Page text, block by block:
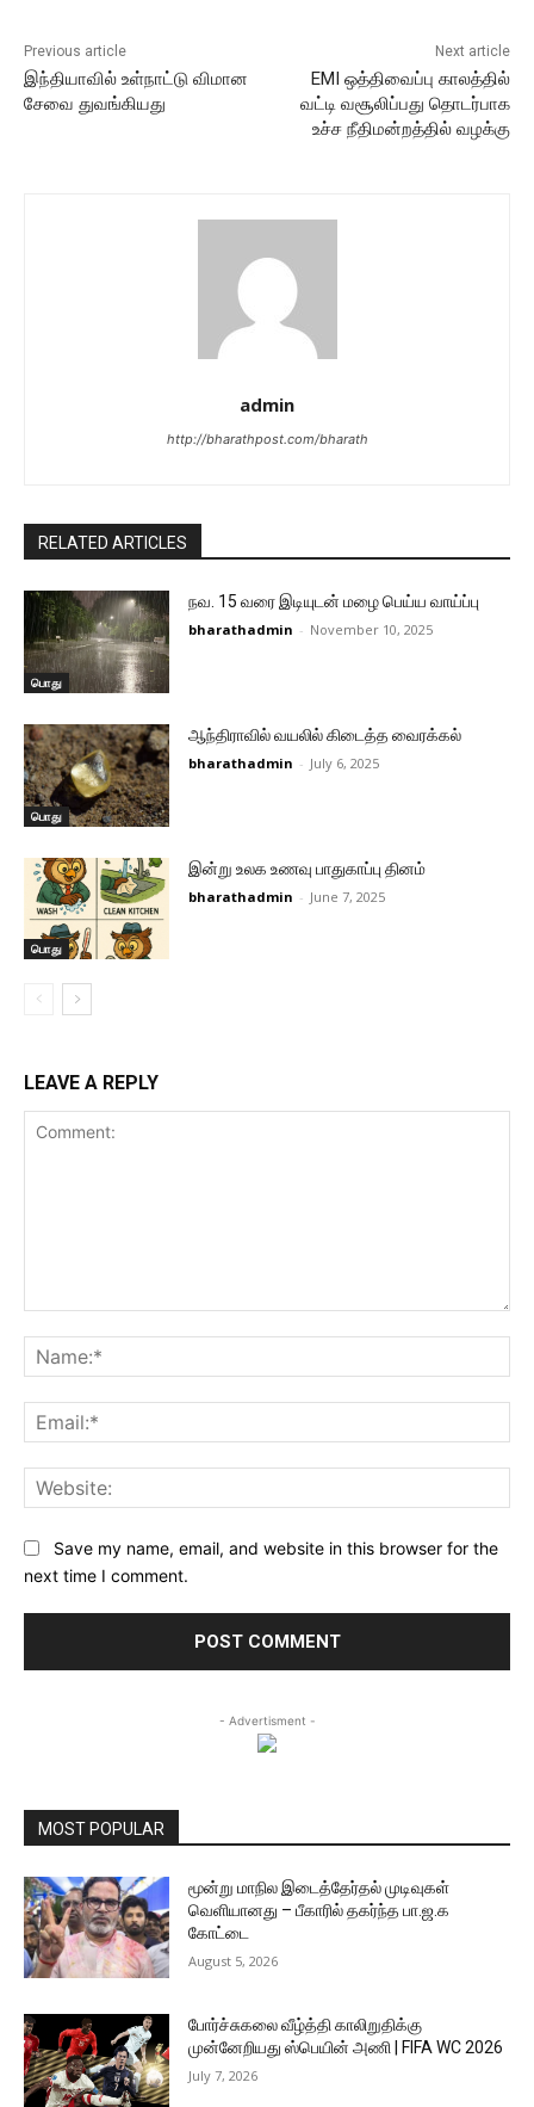
Previous article
இந்தியாவில் உள்நாட்டு விமான
சேவை துவங்கியது
Next article
EMI ஒத்திவைப்பு காலத்தில்
வட்டி வசூலிப்பது தொடர்பாக
உச்ச நீதிமன்றத்தில் வழக்கு
admin
http://bharathpost.com/bharath
RELATED ARTICLES
பொது
நவ. 15 வரை இடியுடன் மழை பெய்ய வாய்ப்பு
bharathadmin - November 10, 2025
பொது
ஆந்திராவில் வயலில் கிடைத்த வைரக்கல்
bharathadmin - July 6, 2025
பொது
இன்று உலக உணவு பாதுகாப்பு தினம்
bharathadmin - June 7, 2025
LEAVE A REPLY
Save my name, email, and website in this browser for the
next time I comment.
- Advertisment -
MOST POPULAR
மூன்று மாநில இடைத்தேர்தல் முடிவுகள்
வெளியானது – பீகாரில் தகர்ந்த பா.ஜ.க
கோட்டை
August 5, 2026
போர்ச்சுகலை வீழ்த்தி காலிறுதிக்கு
முன்னேறியது ஸ்பெயின் அணி | FIFA WC 2026
July 7, 2026